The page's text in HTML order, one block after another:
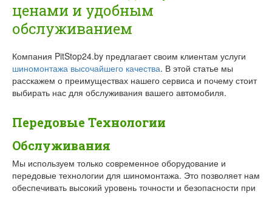
ценами и удобным
обслуживанием
Компания PitStop24.by предлагает своим клиентам услуги
шиномонтажа высочайшего качества. В этой статье мы
расскажем о преимуществах нашего сервиса и почему стоит
выбирать нас для обслуживания вашего автомобиля.
Передовые Технологии
Обслуживания
Мы используем только современное оборудование и
передовые технологии для шиномонтажа. Это позволяет нам
обеспечивать высокий уровень точности и безопасности при